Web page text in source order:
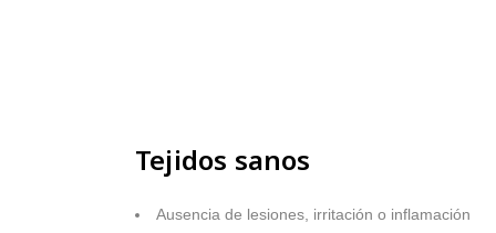
Tejidos sanos
Ausencia de lesiones, irritación o inflamación